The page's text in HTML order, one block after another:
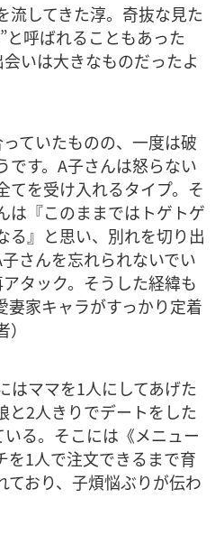
流してきた淳。奇抜な見た
と呼ばれることもあった
いは大きなものだったよ
っていたものの、一度は破
です。A子さんは怒らない
てを受け入れるタイプ。そ
は『このままではトゲトゲ
る』と思い、別れを切り出
さんを忘れられないでい
タック。そうした経緯も
妻家キャラがすっかり定着
はママを1人にしてあげた
と2人きりでデートをした
る。そこには《メニュー
を1人で注文できるまで育
ており、子煩悩ぶりが伝わ